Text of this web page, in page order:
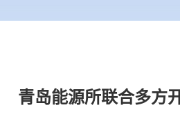
青岛能源所联合多方